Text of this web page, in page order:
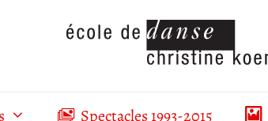
Spectacles 1993-2015